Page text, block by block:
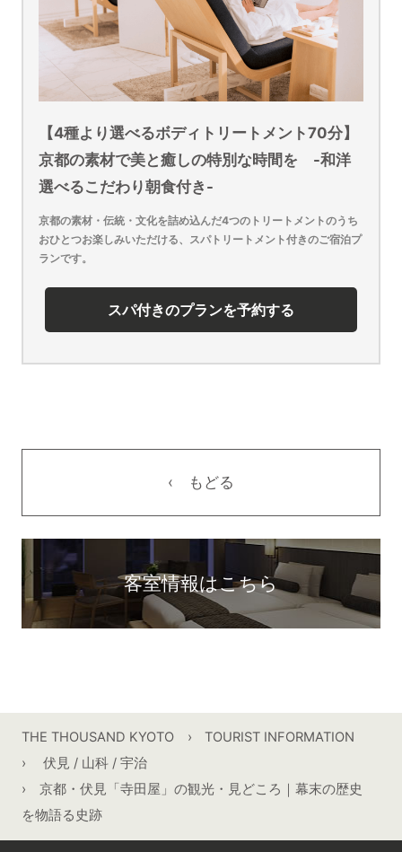
【4種より選べるボディトリートメント70分】
京都の素材で美と癒しの特別な時間を -和洋
選べるこだわり朝食付き-
京都の素材・伝統・文化を詰め込んだ4つのトリートメントのうち
おひとつお楽しみいただける、スパトリートメント付きのご宿泊プ
ランです。
スパ付きのプランを予約する
もどる
客室情報はこちら
THE THOUSAND KYOTO
TOURIST INFORMATION
伏見 / 山科 / 宇治
京都・伏見「寺田屋」の観光・見どころ｜幕末の歴史
を物語る史跡